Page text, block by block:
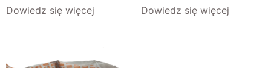
Dowiedz się więcej Dowiedz się więcej